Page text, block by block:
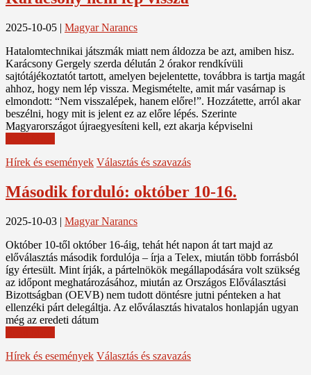
2025-10-05 | Magyar Narancs
Hatalomtechnikai játszmák miatt nem áldozza be azt, amiben hisz.
Karácsony Gergely szerda délután 2 órakor rendkívüli
sajtótájékoztatót tartott, amelyen bejelentette, továbbra is tartja magát
ahhoz, hogy nem lép vissza. Megismételte, amit már vasárnap is
elmondott: “Nem visszalépek, hanem előre!”. Hozzátette, arról akar
beszélni, hogy mit is jelent ez az előre lépés. Szerinte
Magyarországot újraegyesíteni kell, ezt akarja képviselni
Hírek és események Választás és szavazás
Második forduló: október 10-16.
2025-10-03 | Magyar Narancs
Október 10-től október 16-áig, tehát hét napon át tart majd az
előválasztás második fordulója – írja a Telex, miután több forrásból
így értesült. Mint írják, a pártelnökök megállapodására volt szükség
az időpont meghatározásához, miután az Országos Előválasztási
Bizottságban (OEVB) nem tudott döntésre jutni pénteken a hat
ellenzéki párt delegáltja. Az előválasztás hivatalos honlapján ugyan
még az eredeti dátum
Hírek és események Választás és szavazás